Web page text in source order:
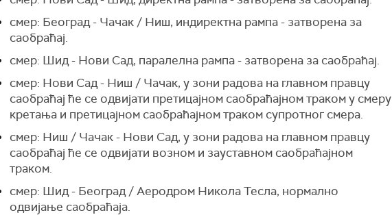
смер: Београд - Чачак / Ниш, индиректна рампа - затворена за
саобраћај.
смер: Шид - Нови Сад, паралелна рампа - затворена за саобраћај.
смер: Нови Сад - Ниш / Чачак, у зони радова на главном правцу
саобраћај ће се одвијати претицајном саобраћајном траком у смеру
кретања и претицајном саобраћајном траком супротног смера.
смер: Ниш / Чачак - Нови Сад, у зони радова на главном правцу
саобраћај ће се одвијати возном и зауставном саобраћајном
траком.
смер: Шид - Београд / Аеродром Никола Тесла, нормално
одвијање саобраћаја.